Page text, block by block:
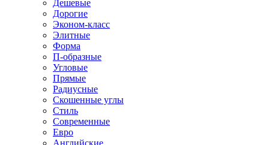
Дешевые
Дорогие
Эконом-класс
Элитные
Форма
П-образные
Угловые
Прямые
Радиусные
Скошенные углы
Стиль
Современные
Евро
Английские